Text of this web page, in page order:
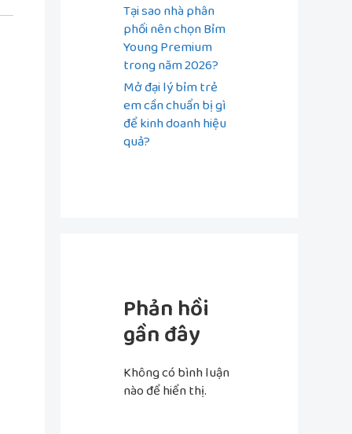
Tại sao nhà phân
phối nên chọn Bỉm
Young Premium
trong năm 2026?
Mở đại lý bỉm trẻ
em cần chuẩn bị gì
để kinh doanh hiệu
quả?
Phản hồi
gần đây
Không có bình luận
nào để hiển thị.